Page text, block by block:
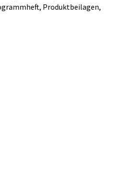
Produktbeilagen,